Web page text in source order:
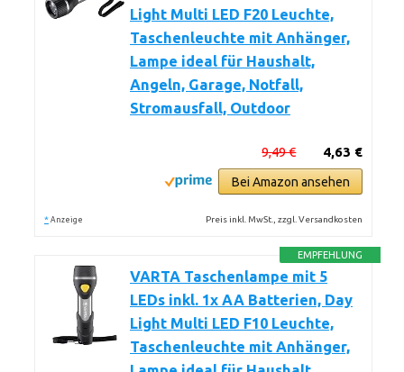
Light Multi LED F20 Leuchte,
Taschenleuchte mit Anhänger,
Lampe ideal für Haushalt,
Angeln, Garage, Notfall,
Stromausfall, Outdoor
4,63 €
9,49 €
Bei Amazon ansehen
* Anzeige Preis inkl. MwSt., zzgl. Versandkosten
EMPFEHLUNG
VARTA Taschenlampe mit 5
LEDs inkl. 1x AA Batterien, Day
Light Multi LED F10 Leuchte,
Taschenleuchte mit Anhänger,